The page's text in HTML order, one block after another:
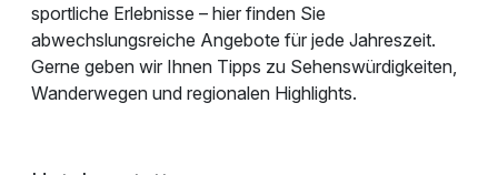
sportliche Erlebnisse – hier finden Sie
abwechslungsreiche Angebote für jede Jahreszeit.
Gerne geben wir Ihnen Tipps zu Sehenswürdigkeiten,
Wanderwegen und regionalen Highlights.